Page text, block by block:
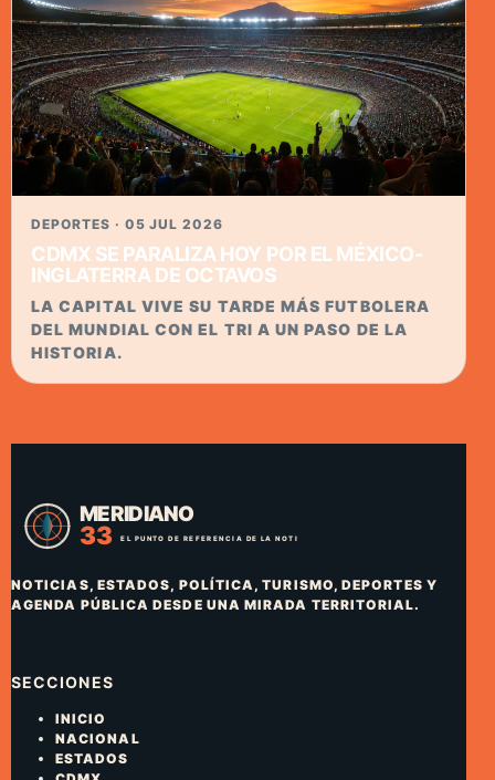
DEPORTES · 05 JUL 2026
CDMX SE PARALIZA HOY POR EL MÉXICO-
INGLATERRA DE OCTAVOS
LA CAPITAL VIVE SU TARDE MÁS FUTBOLERA
DEL MUNDIAL CON EL TRI A UN PASO DE LA
HISTORIA.
NOTICIAS, ESTADOS, POLÍTICA, TURISMO, DEPORTES Y
AGENDA PÚBLICA DESDE UNA MIRADA TERRITORIAL.
SECCIONES
INICIO
NACIONAL
ESTADOS